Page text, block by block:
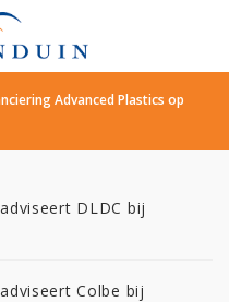
Advanced Plastics op
DLDC bij
Colbe bij